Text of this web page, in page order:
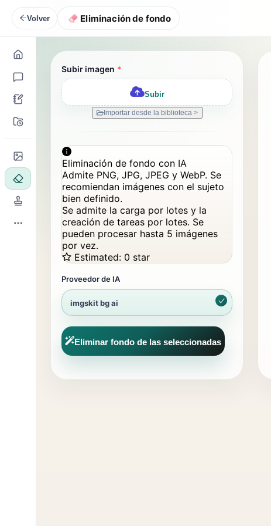
Volver Eliminación de fondo
Subir imagen *
Subir
Importar desde la biblioteca >
Eliminación de fondo con IA
Admite PNG, JPG, JPEG y WebP. Se
recomiendan imágenes con el sujeto
bien definido.
Se admite la carga por lotes y la
creación de tareas por lotes. Se
pueden procesar hasta 5 imágenes
por vez.
Estimated: 0 star
Proveedor de IA
imgskit bg ai
Eliminar fondo de las seleccionadas